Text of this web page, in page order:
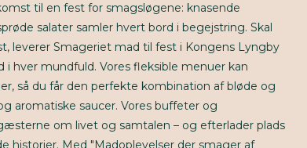
til en fest for smagsløgene: knasende
salater samler hvert bord i begejstring. Skal
leverer Smageriet mad til fest i Kongens Lyngby
i hver mundfuld. Vores fleksible menuer kan
så du får den perfekte kombination af bløde og
aromatiske saucer. Vores buffeter og
om livet og samtalen – og efterlader plads
historier. Med "Madoplevelser der smager af